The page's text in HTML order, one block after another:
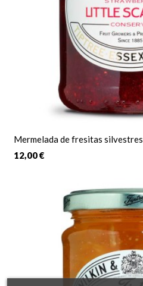
Mermelada de fresitas silvestres
12,00 €